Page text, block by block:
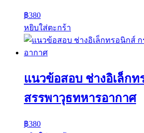
฿380
หยิบใส่ตะกร้า
แนวข้อสอบ ช่างอิเล็ก
สรรพาวุธทหารอากาศ
฿380